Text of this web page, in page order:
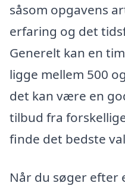
såsom opgavens
erfaring og det
Generelt kan en
ligge mellem 500
det kan være en
tilbud fra
finde det bedste
Når du søger efter